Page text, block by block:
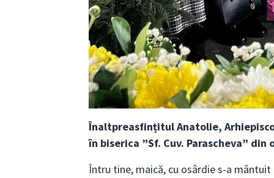
Înaltpreasfințitul Anatolie,
în biserica ”Sf. Cuv. Parascheva”
Întru tine, maică, cu osârdie s-a